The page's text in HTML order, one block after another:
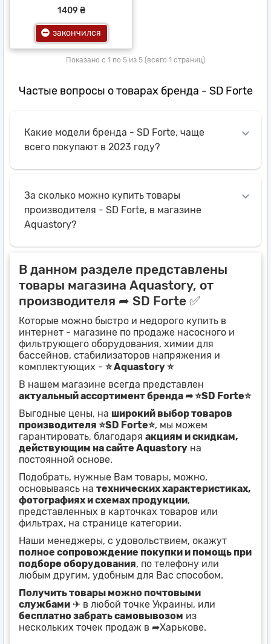
1409 ₴
закончился
Показано с 1 по 5 из 5 (всего 1 страниц)
Частые вопросы о товарах бренда - SD Forte
Какие модели бренда - SD Forte, чаще
всего покупают в 2023 году?
За сколько можно купить товары
производителя - SD Forte, в магазине
Aquastory?
В данном разделе представлены
товары магазина Aquastory, от
производителя ➦ SD Forte ✅
Которые можно быстро и недорого купить в
интернет - магазине по продаже насосного и
фильтрующего оборудования, химии для
бассейнов, стабилизаторов напряжения и
комплектующих - ⭐ Aquastory ⭐
В нашем магазине всегда представлен
актуальный ассортимент бренда ➦ ⭐SD Forte⭐
Выгодные цены, на широкий выбор товаров
производителя ⭐SD Forte⭐, мы можем
гарантировать, благодаря акциям и скидкам,
действующим на сайте Aquastory на
постоянной основе.
Подобрать, нужные Вам товары, можно,
основываясь на технических характеристиках,
фотографиях и схемах продукции,
представленных в карточках товаров или
фильтрах, на странице категории.
Наши менеджеры, с удовольствием, окажут
полное сопровождение покупки и помощь при
подборе оборудования, по телефону или
любым другим, удобным для Вас способом.
Получить товары можно почтовыми
службами ✈ в любой точке Украины, или
бесплатно забрать самовывозом из
нескольких точек продаж в ➦Харькове.